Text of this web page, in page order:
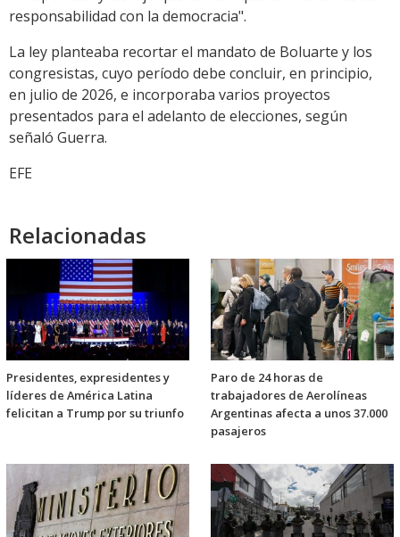
responsabilidad con la democracia".
La ley planteaba recortar el mandato de Boluarte y los
congresistas, cuyo período debe concluir, en principio,
en julio de 2026, e incorporaba varios proyectos
presentados para el adelanto de elecciones, según
señaló Guerra.
EFE
Relacionadas
Presidentes, expresidentes y
líderes de América Latina
felicitan a Trump por su triunfo
Paro de 24 horas de
trabajadores de Aerolíneas
Argentinas afecta a unos 37.000
pasajeros